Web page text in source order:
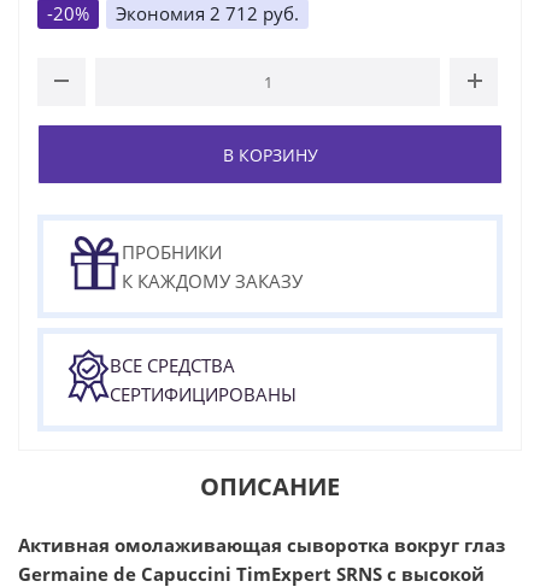
-20% Экономия 2 712 руб.
В КОРЗИНУ
ПРОБНИКИ
К КАЖДОМУ ЗАКАЗУ
ВСЕ СРЕДСТВА
СЕРТИФИЦИРОВАНЫ
ОПИСАНИЕ
Активная омолаживающая сыворотка вокруг глаз
Germaine de Capuccini TimExpert SRNS с высокой